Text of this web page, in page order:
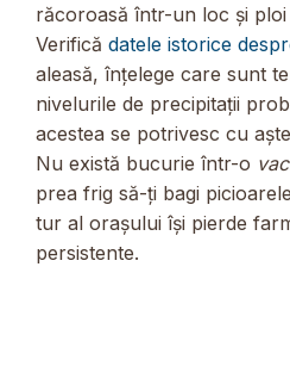
răcoroasă într-un loc și
Verifică datele istorice
aleasă, înțelege care sunt
nivelurile de precipitații
acestea se potrivesc cu
Nu există bucurie într-o
prea frig să-ți bagi
tur al orașului își pierde
persistente.